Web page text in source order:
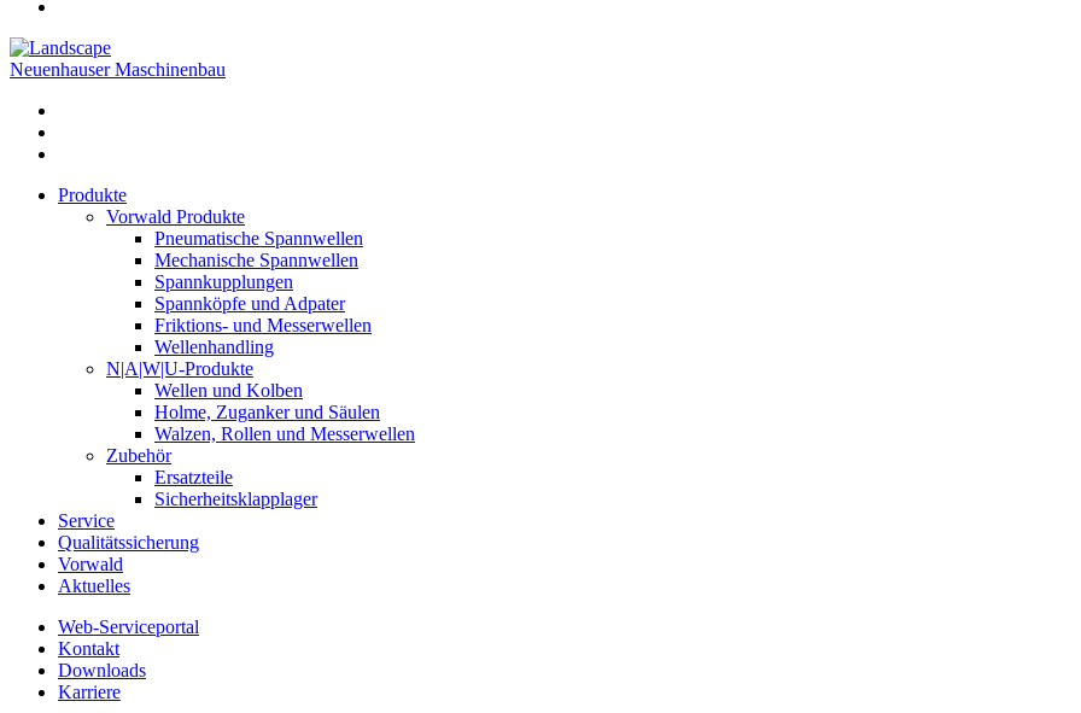
Neuenhauser Maschinenbau
Produkte
Vorwald Produkte
Pneumatische Spannwellen
Mechanische Spannwellen
Spannkupplungen
Spannköpfe und Adpater
Friktions- und Messerwellen
Wellenhandling
N|A|W|U-Produkte
Wellen und Kolben
Holme, Zuganker und Säulen
Walzen, Rollen und Messerwellen
Zubehör
Ersatzteile
Sicherheitsklapplager
Service
Qualitätssicherung
Vorwald
Aktuelles
Web-Serviceportal
Kontakt
Downloads
Karriere